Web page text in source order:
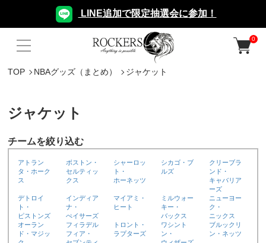
LINE追加で限定抽選会に参加！
0
TOP NBAグッズ（まとめ） ジャケット
ジャケット
チームを絞り込む
アトラン
タ・ホーク
ス
ボストン・
セルティッ
クス
シャーロッ
ト・
ホーネッツ
シカゴ・ブ
ルズ
クリーブラ
ンド・
キャバリア
ーズ
デトロイ
ト・
ピストンズ
インディア
ナ・
ぺイサーズ
マイアミ・
ヒート
ミルウォー
キー・
バックス
ニューヨー
ク・
ニックス
オーラン
ド・マジッ
フィラデル
フィア・
トロント・
ラプターズ
ワシント
ン・
ブルックリ
ン・ネッツ